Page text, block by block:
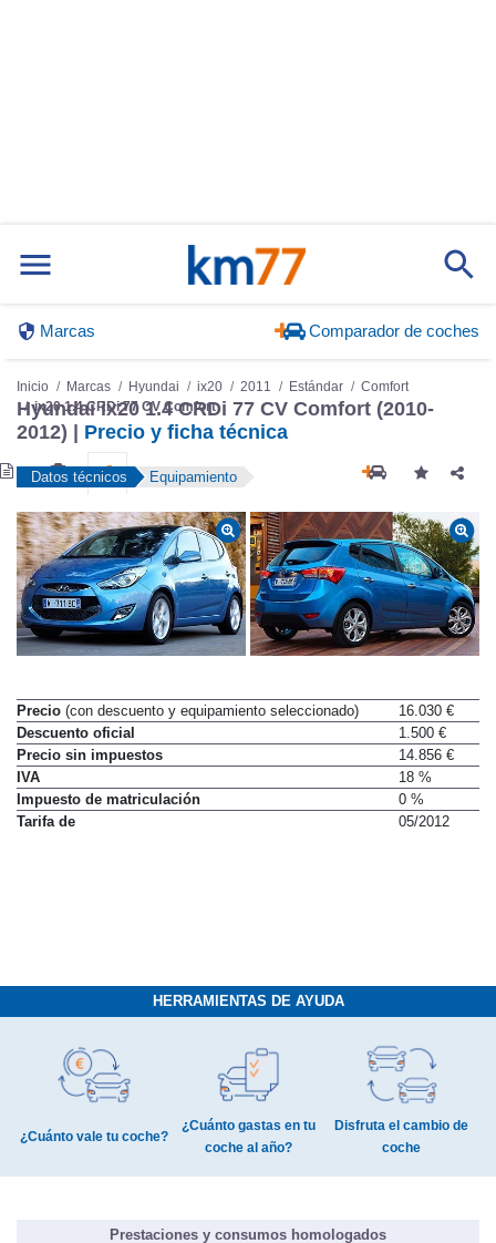
Marcas Comparador de coches
Inicio Marcas Hyundai ix20 2011 Estándar
Comfort
ix20 1.4 CRDi 77 CV Comfort
Hyundai ix20 1.4 CRDi 77 CV Comfort (2010-
2012) | Precio y ficha técnica
Datos técnicos Equipamiento
Precio (con descuento y equipamiento seleccionado)
16.030 €
Descuento oficial
1.500 €
Precio sin impuestos
14.856 €
IVA
18 %
Impuesto de matriculación
0 %
Tarifa de
05/2012
HERRAMIENTAS DE AYUDA
¿Cuánto vale tu coche?
¿Cuánto gastas en tu
coche al año?
Disfruta el cambio de
coche
Prestaciones y consumos homologados